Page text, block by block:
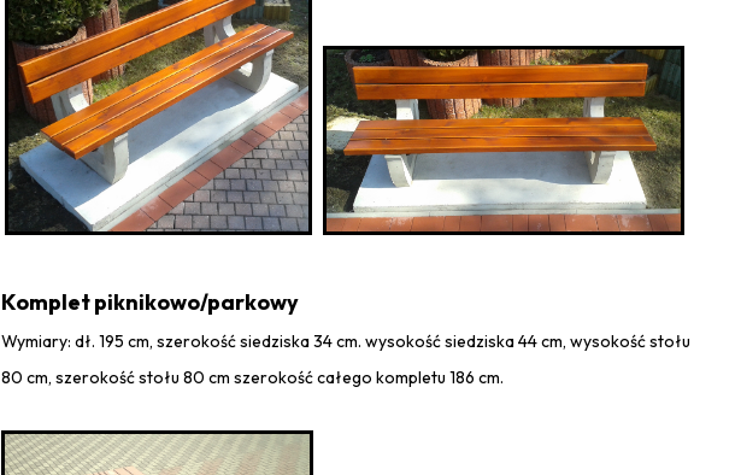
Komplet piknikowo/parkowy
Wymiary: dł. 195 cm, szerokość siedziska 34 cm. wysokość siedziska 44 cm, wysokość stołu
80 cm, szerokość stołu 80 cm szerokość całego kompletu 186 cm.